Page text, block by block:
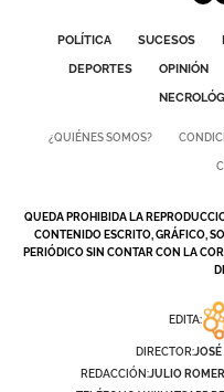
POLÍTICA SUCESOS
DEPORTES
OPINIÓN
¿QUIÉNES SOMOS?
QUEDA PROHIBIDA LA
CONTENIDO ESCRITO, GRÁFICO,
PERIÓDICO SIN CONTAR CON LA
EDITA:
DIRECTOR:
REDACCIÓN:JULIO